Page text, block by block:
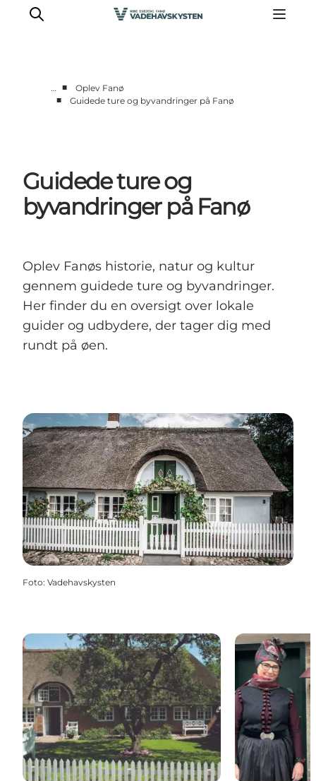
Oplev Mandø
Oplev Vadehavet
Det Sker
… ■
Oplev Fanø
■
Guidede ture og byvandringer på Fanø
Guidede ture og
byvandringer på Fanø
Oplev Fanøs historie, natur og kultur
gennem guidede ture og byvandringer.
Her finder du en oversigt over lokale
guider og udbydere, der tager dig med
rundt på øen.
Foto: Vadehavskysten
Byvandring Nordby | Club Fanø Fanøkonen -